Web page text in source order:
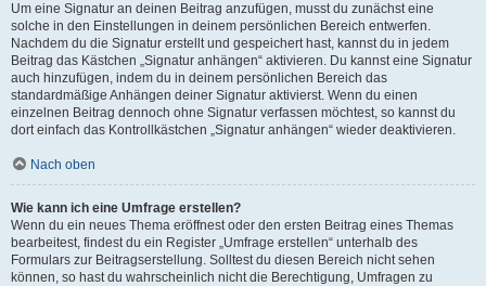
Um eine Signatur an deinen Beitrag anzufügen, musst du zunächst eine
solche in den Einstellungen in deinem persönlichen Bereich entwerfen.
Nachdem du die Signatur erstellt und gespeichert hast, kannst du in jedem
Beitrag das Kästchen „Signatur anhängen“ aktivieren. Du kannst eine Signatur
auch hinzufügen, indem du in deinem persönlichen Bereich das
standardmäßige Anhängen deiner Signatur aktivierst. Wenn du einen
einzelnen Beitrag dennoch ohne Signatur verfassen möchtest, so kannst du
dort einfach das Kontrollkästchen „Signatur anhängen“ wieder deaktivieren.
Nach oben
Wie kann ich eine Umfrage erstellen?
Wenn du ein neues Thema eröffnest oder den ersten Beitrag eines Themas
bearbeitest, findest du ein Register „Umfrage erstellen“ unterhalb des
Formulars zur Beitragserstellung. Solltest du diesen Bereich nicht sehen
können, so hast du wahrscheinlich nicht die Berechtigung, Umfragen zu